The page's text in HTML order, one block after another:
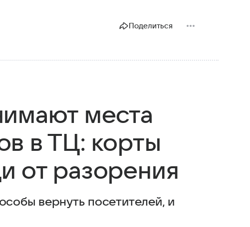
Поделиться
места
в ТЦ: корты
от разорения
вернуть посетителей, и